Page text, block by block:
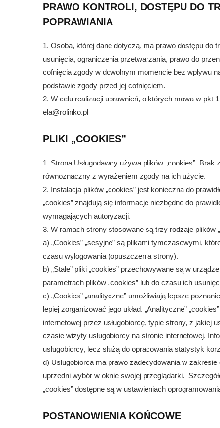
PRAWO KONTROLI, DOSTĘPU DO
POPRAWIANIA
1. Osoba, której dane dotyczą, ma prawo dostępu do
usunięcia, ograniczenia przetwarzania, prawo do
cofnięcia zgody w dowolnym momencie bez wpływu
podstawie zgody przed jej cofnięciem.
2. W celu realizacji uprawnień, o których mowa w pkt
ela@rolinko.pl
PLIKI „COOKIES”
1. Strona Usługodawcy używa plików „cookies”.
równoznaczny z wyrażeniem zgody na ich użycie.
2. Instalacja plików „cookies” jest konieczna do
„cookies” znajdują się informacje niezbędne do
wymagających autoryzacji.
3. W ramach strony stosowane są trzy rodzaje plików
a) „Cookies” „sesyjne” są plikami tymczasowymi,
czasu wylogowania (opuszczenia strony).
b) „Stałe” pliki „cookies” przechowywane są w
parametrach plików „cookies” lub do czasu ich
c) „Cookies” „analityczne” umożliwiają lepsze
lepiej zorganizować jego układ. „Analityczne”
internetowej przez usługobiorcę, typie strony, z jakiej
czasie wizyty usługobiorcy na stronie internetowej.
usługobiorcy, lecz służą do opracowania statystyk
d) Usługobiorca ma prawo zadecydowania w
uprzedni wybór w oknie swojej przeglądarki.
„cookies” dostępne są w ustawieniach
POSTANOWIENIA KOŃCOWE